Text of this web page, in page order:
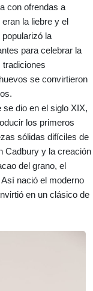
con ofrendas a
la liebre y el
la
para celebrar la
tradiciones
se convirtieron
dio en el siglo XIX,
los primeros
sólidas difíciles de
Cadbury y la creación
del grano, el
nació el moderno
en un clásico de